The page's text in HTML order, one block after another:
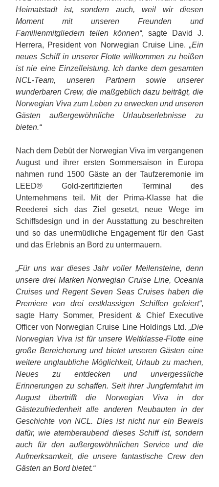
Heimatstadt ist, sondern auch, weil wir diesen
Moment mit unseren Freunden und
Familienmitgliedern teilen können“, sagte David J.
Herrera, President von Norwegian Cruise Line. „Ein
neues Schiff in unserer Flotte willkommen zu heißen
ist nie eine Einzelleistung. Ich danke dem gesamten
NCL-Team, unseren Partnern sowie unserer
wunderbaren Crew, die maßgeblich dazu beiträgt, die
Norwegian Viva zum Leben zu erwecken und unseren
Gästen außergewöhnliche Urlaubserlebnisse zu
bieten.“
Nach dem Debüt der Norwegian Viva im vergangenen
August und ihrer ersten Sommersaison in Europa
nahmen rund 1500 Gäste an der Taufzeremonie im
LEED® Gold-zertifizierten Terminal des
Unternehmens teil. Mit der Prima-Klasse hat die
Reederei sich das Ziel gesetzt, neue Wege im
Schiffsdesign und in der Ausstattung zu beschreiten
und so das unermüdliche Engagement für den Gast
und das Erlebnis an Bord zu untermauern.
„Für uns war dieses Jahr voller Meilensteine, denn
unsere drei Marken Norwegian Cruise Line, Oceania
Cruises und Regent Seven Seas Cruises haben die
Premiere von drei erstklassigen Schiffen gefeiert“,
sagte Harry Sommer, President & Chief Executive
Officer von Norwegian Cruise Line Holdings Ltd. „Die
Norwegian Viva ist für unsere Weltklasse-Flotte eine
große Bereicherung und bietet unseren Gästen eine
weitere unglaubliche Möglichkeit, Urlaub zu machen,
Neues zu entdecken und unvergessliche
Erinnerungen zu schaffen. Seit ihrer Jungfernfahrt im
August übertrifft die Norwegian Viva in der
Gästezufriedenheit alle anderen Neubauten in der
Geschichte von NCL. Dies ist nicht nur ein Beweis
dafür, wie atemberaubend dieses Schiff ist, sondern
auch für den außergewöhnlichen Service und die
Aufmerksamkeit, die unsere fantastische Crew den
Gästen an Bord bietet.“